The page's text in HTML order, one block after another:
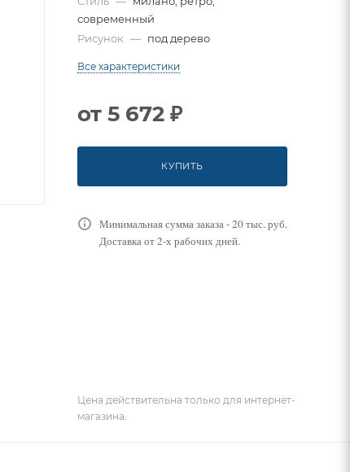
современный
Рисунок — под дерево
Все характеристики
от 5 672 ₽
КУПИТЬ
Минимальная сумма заказа - 20 тыс. руб.
Доставка от 2-х рабочих дней.
Цена действительна только для интернет-
магазина.